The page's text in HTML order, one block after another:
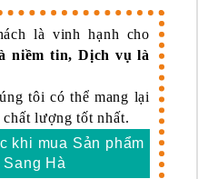
là vinh hạnh cho
niềm tin, Dịch vụ là
tôi có thể mang lại
chất lượng tốt nhất.
khi mua Sản phẩm
Hà